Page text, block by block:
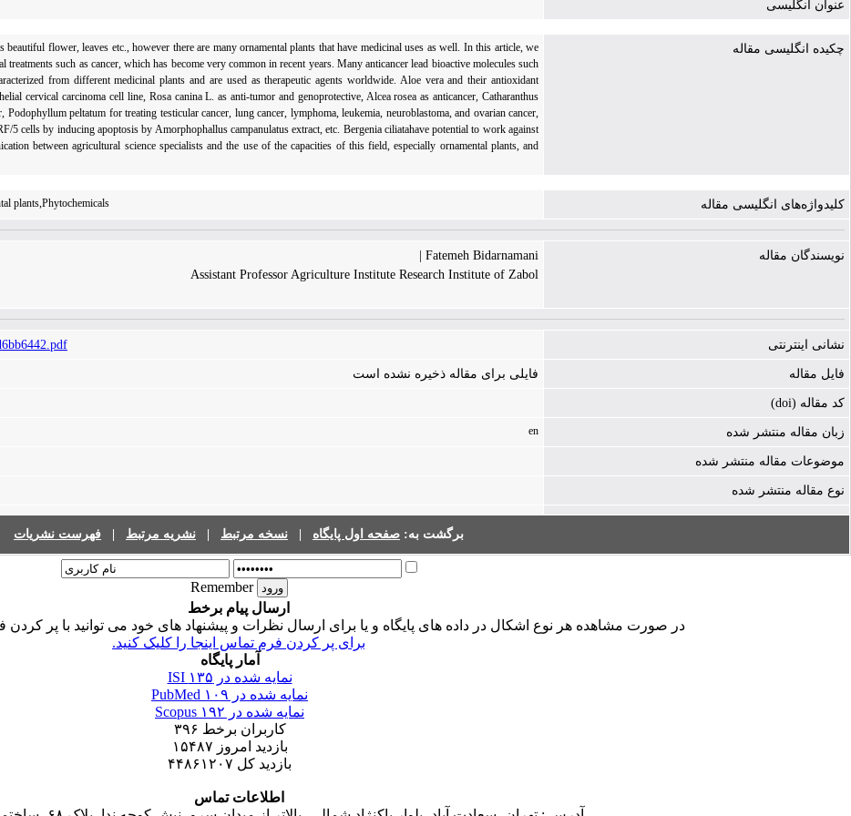
عنوان انگلیسی
چکیده انگلیسی مقاله
flower, leaves etc., however there are many ornamental plants that have medicinal uses as well. In this article, we
such as cancer, which has become very common in recent years. Many anticancer lead bioactive molecules such
from different medicinal plants and are used as therapeutic agents worldwide. Aloe vera and their antioxidant
cervical carcinoma cell line, Rosa canina L. as anti-tumor and genoprotective, Alcea rosea as anticancer, Catharanthus
peltatum for treating testicular cancer, lung cancer, lymphoma, leukemia, neuroblastoma, and ovarian cancer,
5 cells by inducing apoptosis by Amorphophallus campanulatus extract, etc. Bergenia ciliatahave potential to work against
between agricultural science specialists and the use of the capacities of this field, especially ornamental plants, and
کلیدواژه‌های انگلیسی مقاله plants,Phytochemicals
نویسندگان مقاله
Fatemeh Bidarnamani |
Assistant Professor Agriculture Institute Research Institute of Zabol
نشانی اینترنتی
فایل مقاله فایلی برای مقاله ذخیره نشده است
کد مقاله (doi)
زبان مقاله منتشر شده en
موضوعات مقاله منتشر شده
نوع مقاله منتشر شده
برگشت به: صفحه اول پایگاه نسخه مرتبط نشریه مرتبط فهرست نشریات
Remember
ارسال پیام برخط
در صورت مشاهده هر نوع اشکال در داده های پایگاه و یا برای ارسال نظرات و پیشنهاد های خود می توانید با پر کردن
برای پر کردن فرم تماس اینجا را کلیک کنید.
آمار پایگاه
نمایه شده در ISI ۱۳۵
نمایه شده در PubMed ۱۰۹
نمایه شده در Scopus ۱۹۲
کاربران برخط ۳۹۶
بازدید امروز ۱۵۴۸۷
بازدید کل ۴۴۸۶۱۲۰۷
اطلاعات تماس